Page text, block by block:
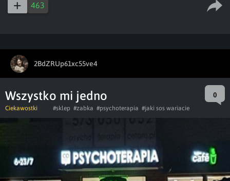
463
2BdZRUp61xc55ve4
Wszystko mi jedno 0
Ciekawostki #sklep #zabka #psychoterapia #jaki sos wariacie